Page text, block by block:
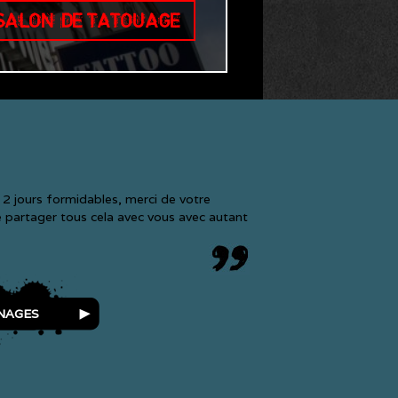
DE TATOUAGE
jours formidables, merci de votre
tous cela avec vous avec autant